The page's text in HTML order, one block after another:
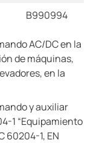
B990994
AC/DC en la
de máquinas,
en la
y auxiliar
1 “Equipamiento
60204-1, EN